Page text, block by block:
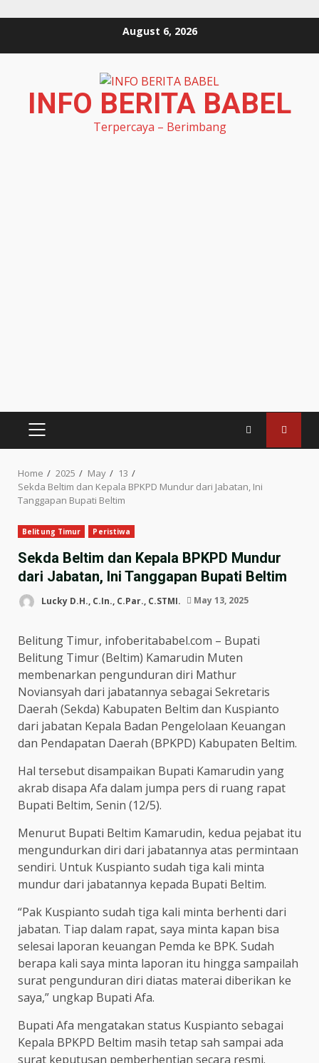
August 6, 2026
INFO BERITA BABEL
Terpercaya – Berimbang
PRIMARY
MENU
Home 2025 May
13
Sekda Beltim dan Kepala BPKPD Mundur dari Jabatan, Ini
Tanggapan Bupati Beltim
Belitung Timur Peristiwa
Sekda Beltim dan Kepala BPKPD Mundur
dari Jabatan, Ini Tanggapan Bupati Beltim
Lucky D.H., C.In., C.Par., C.STMI. May 13, 2025
Belitung Timur, infoberitababel.com – Bupati
Belitung Timur (Beltim) Kamarudin Muten
membenarkan pengunduran diri Mathur
Noviansyah dari jabatannya sebagai Sekretaris
Daerah (Sekda) Kabupaten Beltim dan Kuspianto
dari jabatan Kepala Badan Pengelolaan Keuangan
dan Pendapatan Daerah (BPKPD) Kabupaten Beltim.
Hal tersebut disampaikan Bupati Kamarudin yang
akrab disapa Afa dalam jumpa pers di ruang rapat
Bupati Beltim, Senin (12/5).
Menurut Bupati Beltim Kamarudin, kedua pejabat itu
mengundurkan diri dari jabatannya atas permintaan
sendiri. Untuk Kuspianto sudah tiga kali minta
mundur dari jabatannya kepada Bupati Beltim.
“Pak Kuspianto sudah tiga kali minta berhenti dari
jabatan. Tiap dalam rapat, saya minta kapan bisa
selesai laporan keuangan Pemda ke BPK. Sudah
berapa kali saya minta laporan itu hingga sampailah
surat pengunduran diri diatas materai diberikan ke
saya,” ungkap Bupati Afa.
Bupati Afa mengatakan status Kuspianto sebagai
Kepala BPKPD Beltim masih tetap sah sampai ada
surat keputusan pemberhentian secara resmi.